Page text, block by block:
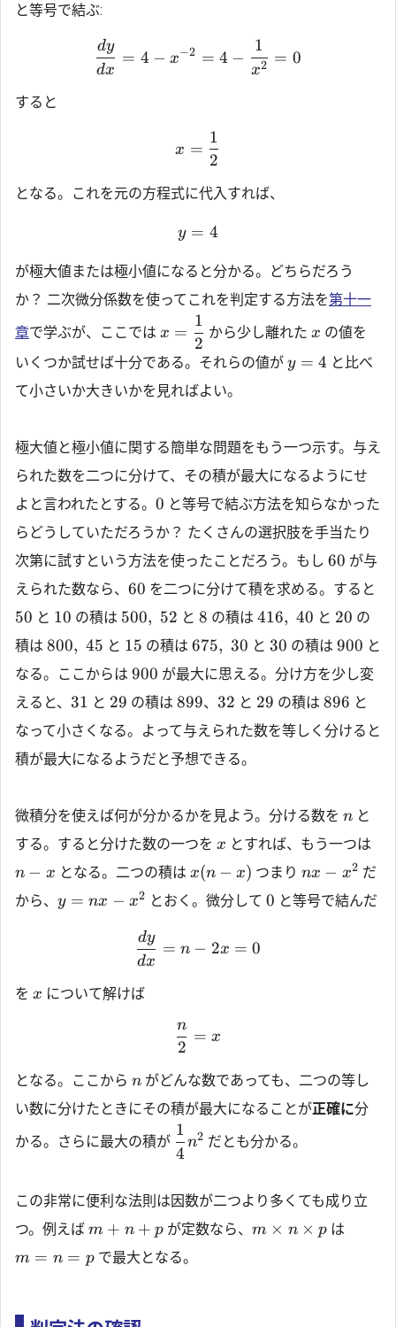
と等号で結ぶ:
dx
dy
= 4 − x−2 = 4 −
x2
1
= 0
すると
x =
2
1
となる。これを元の方程式に代入すれば、
y = 4
が極大値または極小値になると分かる。どちらだろう
か？ 二次微分係数を使ってこれを判定する方法を第十一
章で学ぶが、ここでは x =
2
1
から少し離れたx の値を
いくつか試せば十分である。それらの値が y = 4 と比べ
て小さいか大きいかを見ればよい。
極大値と極小値に関する簡単な問題をもう一つ示す。与え
られた数を二つに分けて、その積が最大になるようにせ
よと言われたとする。 0 と等号で結ぶ方法を知らなかった
らどうしていただろうか？ たくさんの選択肢を手当たり
次第に試すという方法を使ったことだろう。もし 60 が与
えられた数なら、 60 を二つに分けて積を求める。すると
50 と 10 の積は 500, 52 と 8 の積は 416, 40 と 20 の
積は 800, 45 と 15 の積は 675, 30 と 30 の積は 900 と
なる。ここからは 900 が最大に思える。分け方を少し変
えると、 31 と 29 の積は 899、 32 と 29 の積は 896 と
なって小さくなる。よって与えられた数を等しく分けると
積が最大になるようだと予想できる。
微積分を使えば何が分かるかを見よう。分ける数を n と
する。すると分けた数の一つを x とすれば、もう一つは
n − x となる。二つの積は x(n − x) つまりnx − x2 だ
から、 y = nx − x2 とおく。微分して0 と等号で結んだ
dx
dy
= n − 2x = 0
を x について解けば
2
n
= x
となる。ここから n がどんな数であっても、二つの等し
い数に分けたときにその積が最大になることが正確に分
かる。さらに最大の積が
4
1
n2 だとも分かる。
この非常に便利な法則は因数が二つより多くても成り立
つ。例えば m + n + p が定数なら、m × n × p は
m = n = pで最大となる。